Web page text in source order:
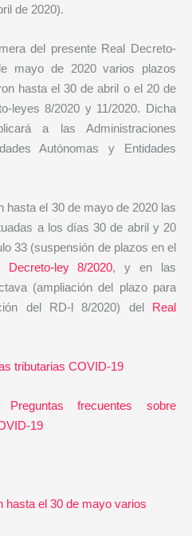
de 2020).
del presente Real Decreto-
mayo de 2020 varios plazos
hasta el 30 de abril o el 20 de
leyes 8/2020 y 11/2020. Dicha
a las Administraciones
Autónomas y Entidades
hasta el 30 de mayo de 2020 las
a los días 30 de abril y 20
33 (suspensión de plazos en el
Decreto-ley 8/2020, y en las
(ampliación del plazo para
del RD-l 8/2020) del Real
tributarias COVID-19
frecuentes sobre
19
hasta el 30 de mayo varios